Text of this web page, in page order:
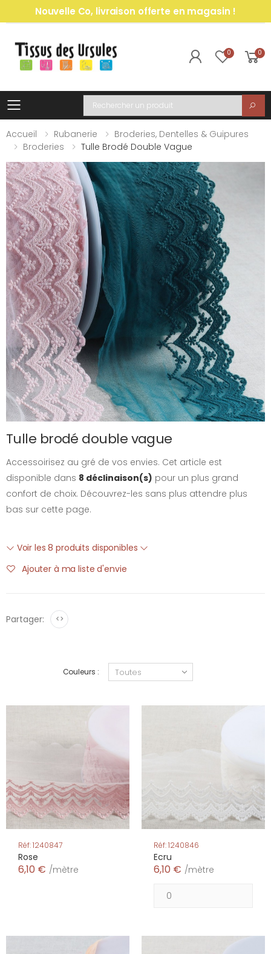
Nouvelle Co, livraison offerte en magasin !
0 0
Toggle mobile menu
Recherche
Accueil
Rubanerie
Broderies, Dentelles & Guipures
Broderies
Tulle Brodé Double Vague
Tulle brodé double vague
Accessoirisez au gré de vos envies. Cet article est
disponible dans 8 déclinaison(s) pour un plus grand
confort de choix. Découvrez-les sans plus attendre plus
bas sur cette page.
Voir les 8 produits disponibles
Ajouter à ma liste d'envie
Partager: <>
Couleurs :
Réf: 1240847
Rose
6,10 € /mètre
Réf: 1240846
Ecru
6,10 € /mètre